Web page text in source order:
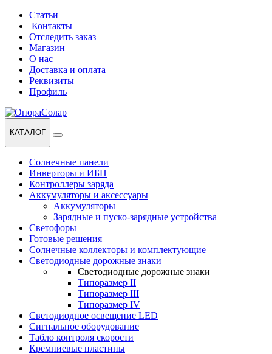
Перейти
навигации
Перейти
содержанию
Статьи
Контакты
Отследить заказ
Магазин
О нас
Доставка и оплата
Реквизиты
Профиль
КАТАЛОГ
Солнечные панели
Инверторы и ИБП
Контроллеры заряда
Аккумуляторы и аксессуары
Аккумуляторы
Зарядные и пуско-зарядные устройства
Светофоры
Готовые решения
Солнечные коллекторы и комплектующие
Светодиодные дорожные знаки
Светодиодные дорожные знаки
Типоразмер II
Типоразмер III
Типоразмер IV
Светодиодное освещение LED
Сигнальное оборудование
Табло контроля скорости
Кремниевые пластины